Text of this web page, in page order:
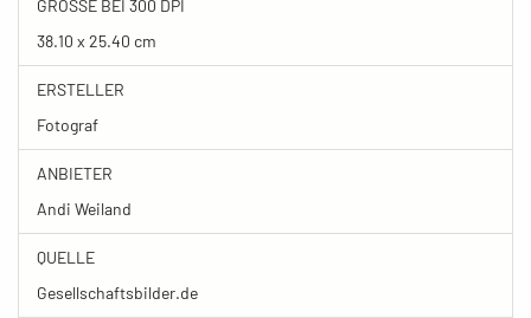
GRÖSSE BEI 300 DPI
38.10 x 25.40 cm
ERSTELLER
Fotograf
ANBIETER
Andi Weiland
QUELLE
Gesellschaftsbilder.de